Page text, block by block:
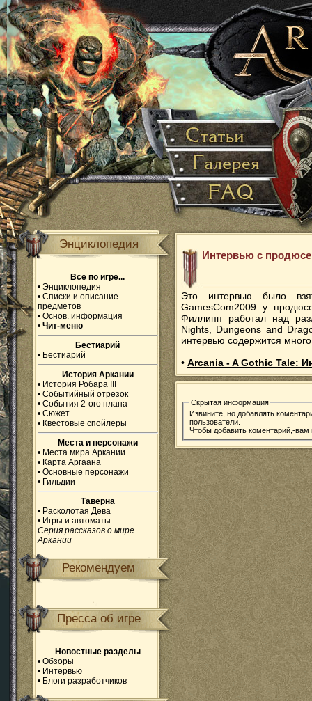
Энциклопедия
Все по игре...
• Энциклопедия
• Списки и описание
предметов
• Основ. информация
• Чит-меню
Бестиарий
• Бестиарий
История Аркании
• История Робара III
• Событийный отрезок
• События 2-ого плана
• Сюжет
• Квестовые спойлеры
Места и персонажи
• Места мира Аркании
• Карта Аргаана
• Основные персонажи
• Гильдии
Таверна
• Расколотая Дева
• Игры и автоматы
Серия рассказов о мире
Аркании
Рекомендуем
Пресса об игре
Новостные разделы
• Обзоры
• Интервью
• Блоги разработчиков
Интервью с
Это интервью было
GamesCom2009 у
Филлипп работал над
Nights, Dungeons and
интервью содержится
• Arcania - A Gothic Tale:
Скрытая информация
Извините, но добавлять
пользователи.
Чтобы добавить коментарий,-